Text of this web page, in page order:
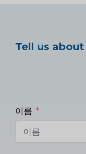
Tell us
이름